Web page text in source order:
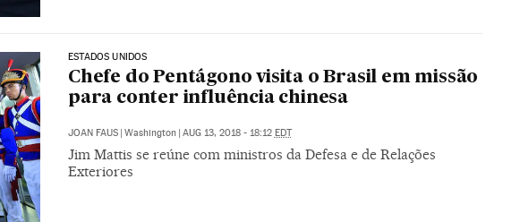
ESTADOS UNIDOS
Chefe do Pentágono visita o Brasil em missão
para conter influência chinesa
JOAN FAUS | Washington | AUG 13, 2018 - 18:12 EDT
Jim Mattis se reúne com ministros da Defesa e de Relações
Exteriores